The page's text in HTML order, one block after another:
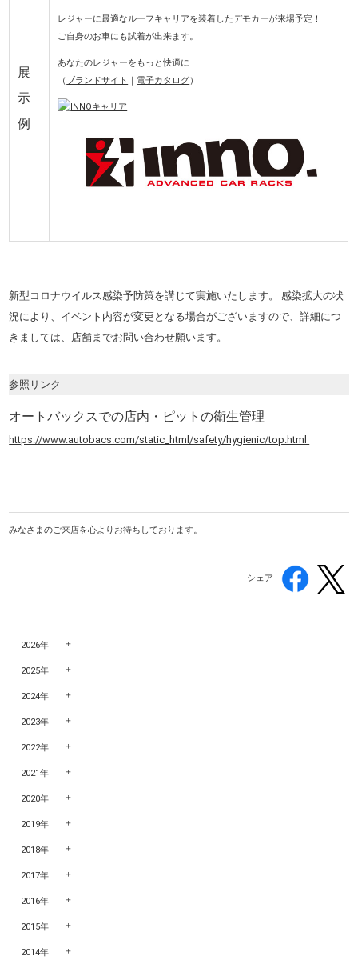
展
示
例
レジャーに最適なルーフキャリアを装着したデモカーが来場予定！
ご自身のお車にも試着が出来ます。
あなたのレジャーをもっと快適に
（ ブランドサイト ｜ 電子カタログ）
新型コロナウイルス感染予防策を講じて実施いたします。 感染拡大の状
況により、イベント内容が変更となる場合がございますので、詳細につ
きましては、店舗までお問い合わせ願います。
参照リンク
オートバックスでの店内・ピットの衛生管理
https://www.autobacs.com/static_html/safety/hygienic/top.html
みなさまのご来店を心よりお待ちしております。
シェア
2026年
2025年
2024年
2023年
2022年
2021年
2020年
2019年
2018年
2017年
2016年
2015年
2014年